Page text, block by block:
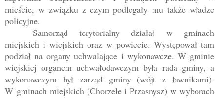
mieście, w związku z czym podlegały mu także władze
policyjne.
Samorząd terytorialny działał w gminach
miejskich i wiejskich oraz w powiecie. Występował tam
podział na organy uchwalające i wykonawcze. W gminie
wiejskiej organem uchwałodawczym była rada gminy, a
wykonawczym był zarząd gminy (wójt z ławnikami).
W gminach miejskich (Chorzele i Przasnysz) w wyborach